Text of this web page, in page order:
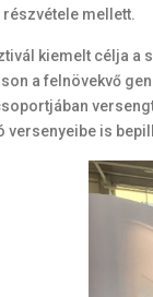
mellett.
kiemelt célja a
a felnövekvő
versenyeibe is